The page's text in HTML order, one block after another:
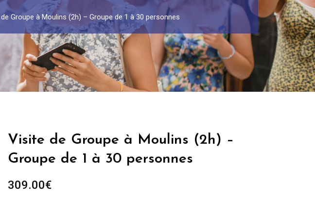
Groupe à Moulins (2h) – Groupe de 1 à 30 personnes
Visite de Groupe à Moulins (2h) –
Groupe de 1 à 30 personnes
309.00€